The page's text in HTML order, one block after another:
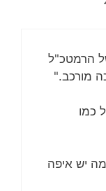
הרמטכ"ל
מורכב."
כמו
יש איפה